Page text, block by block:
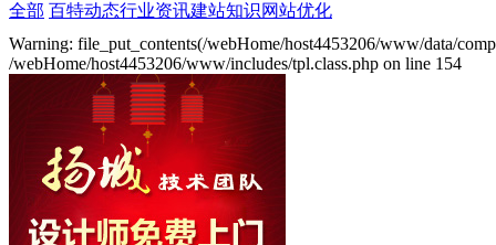
全部 百特动态行业资讯建站知识网站优化
Warning: file_put_contents(/webHome/host4453206/www/data/
/webHome/host4453206/www/includes/tpl.class.php on line 154